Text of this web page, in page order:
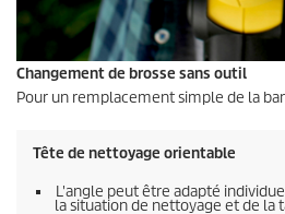
Changement de brosse sans outil
Pour un remplacement simple de la
Tête de nettoyage orientable
L'angle peut être adapté
la situation de nettoyage et de la